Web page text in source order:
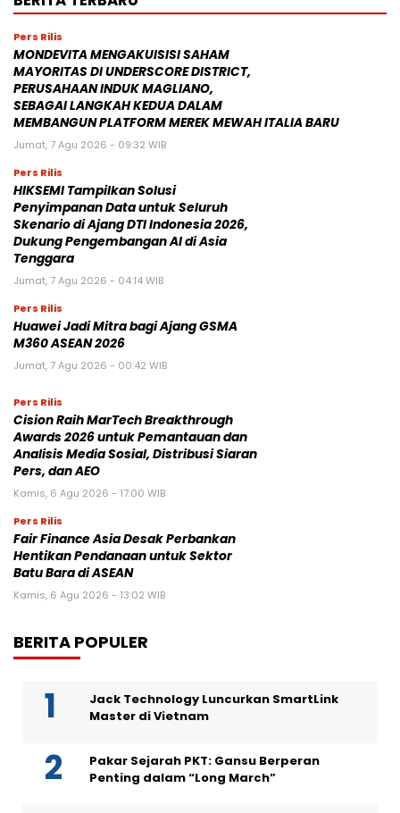
Pers Rilis
MONDEVITA MENGAKUISISI SAHAM
MAYORITAS DI UNDERSCORE DISTRICT,
PERUSAHAAN INDUK MAGLIANO,
SEBAGAI LANGKAH KEDUA DALAM
MEMBANGUN PLATFORM MEREK MEWAH ITALIA BARU
Jumat, 7 Agu 2026 - 09:32 WIB
Pers Rilis
HIKSEMI Tampilkan Solusi
Penyimpanan Data untuk Seluruh
Skenario di Ajang DTI Indonesia 2026,
Dukung Pengembangan AI di Asia
Tenggara
Jumat, 7 Agu 2026 - 04:14 WIB
Pers Rilis
Huawei Jadi Mitra bagi Ajang GSMA
M360 ASEAN 2026
Jumat, 7 Agu 2026 - 00:42 WIB
Pers Rilis
Cision Raih MarTech Breakthrough
Awards 2026 untuk Pemantauan dan
Analisis Media Sosial, Distribusi Siaran
Pers, dan AEO
Kamis, 6 Agu 2026 - 17:00 WIB
Pers Rilis
Fair Finance Asia Desak Perbankan
Hentikan Pendanaan untuk Sektor
Batu Bara di ASEAN
Kamis, 6 Agu 2026 - 13:02 WIB
BERITA POPULER
Jack Technology Luncurkan SmartLink
Master di Vietnam
Pakar Sejarah PKT: Gansu Berperan
Penting dalam “Long March”